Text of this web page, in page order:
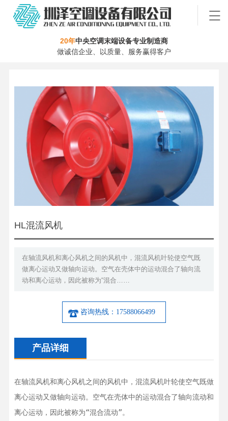
20年中央空调末端设备专业制造商
做诚信企业、以质量、服务赢得客户
HL混流风机
在轴流风机和离心风机之间的风机中，混流风机叶轮使空气既
做离心运动又做轴向运动。空气在壳体中的运动混合了轴向流
动和离心运动，因此被称为“混合……
咨询热线：17588066499
产品详细
在轴流风机和离心风机之间的风机中，混流风机叶轮使空气既做
离心运动又做轴向运动。空气在壳体中的运动混合了轴向流动和
离心运动，因此被称为“混合流动”。